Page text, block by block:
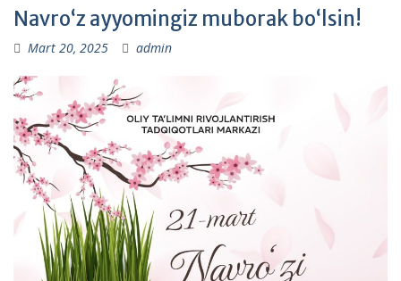
Navro‘z ayyomingiz muborak bo‘lsin!
Mart 20, 2025 admin